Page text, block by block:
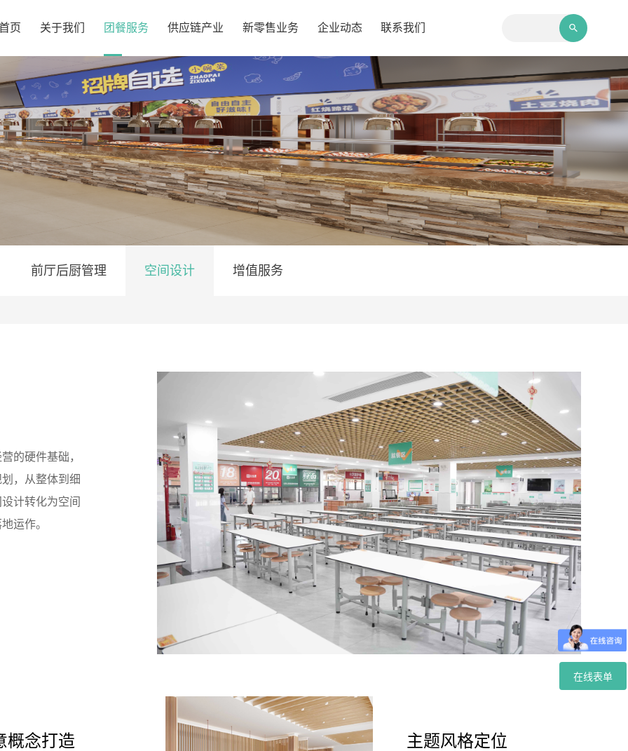
页 关于我们
企业介绍
发展历程
品牌理念
资质荣誉
团餐服务
前厅后厨管理
空间设计
增值服务
供应链产业
央厨建设
集采供应链
配送标准
产品标准化
食品安全
服务方案
新零售业务
小源生活馆
猴佶便当
宇宙咖啡
企业动态
新闻中心
联系我们
加入我们
在线表单
前厅后厨管理 空间设计 增值服务
的硬件基础，
，从整体到细
计转化为空间
运作。
概念打造 主题风格定位